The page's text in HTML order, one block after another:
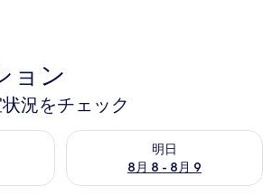
ョン
況をチェック
状況をチェック
明日
8月 8 - 8月 9
明日 8月 8 - 8月 9 の空室状況